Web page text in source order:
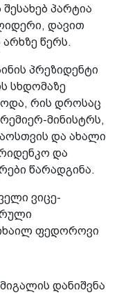
შესახებ პარტია
დავით
წერს.
პრეზიდენტი
სხდომაზე
რის დროსაც
მინისტრს,
და ახალი
და
წარადგინა.
ვიცე-
ფედოროვი
დანიშვნა